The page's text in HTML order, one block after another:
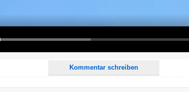
Kommentar schreiben
Ich möchte eine E-Mail, wenn auf dieser Seite weitere Kommentare erscheinen.